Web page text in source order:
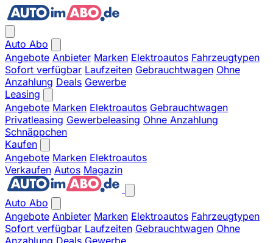
Auto Abo
Angebote Anbieter Marken Elektroautos Fahrzeugtypen
Sofort verfügbar Laufzeiten Gebrauchtwagen Ohne
Anzahlung Deals Gewerbe
Leasing
Angebote Marken Elektroautos Gebrauchtwagen
Privatleasing Gewerbeleasing Ohne Anzahlung
Schnäppchen
Kaufen
Angebote Marken Elektroautos
Verkaufen Autos Magazin
Auto Abo
Angebote Anbieter Marken Elektroautos Fahrzeugtypen
Sofort verfügbar Laufzeiten Gebrauchtwagen Ohne
Anzahlung Deals Gewerbe